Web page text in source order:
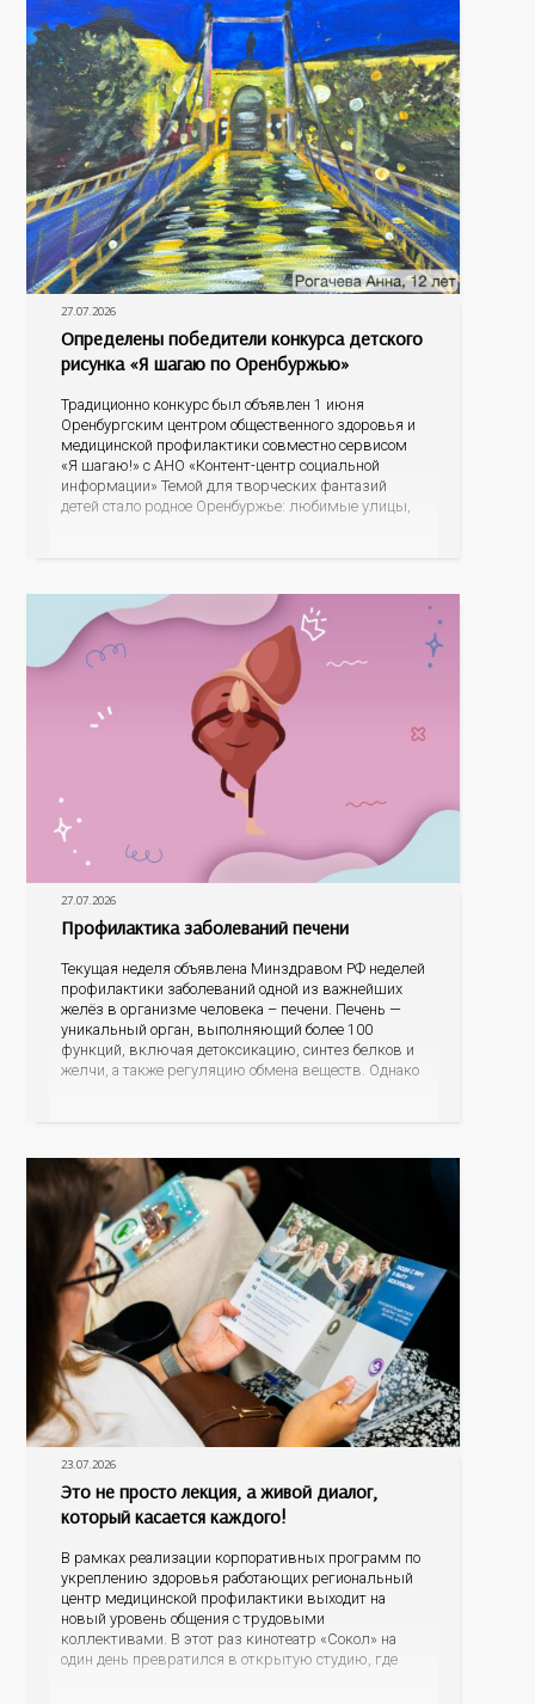
27.07.2026
Определены победители конкурса детского
рисунка «Я шагаю по Оренбуржью»
Традиционно конкурс был объявлен 1 июня
Оренбургским центром общественного здоровья и
медицинской профилактики совместно сервисом
«Я шагаю!» с АНО «Контент-центр социальной
информации» Темой для творческих фантазий
детей стало родное Оренбуржье: любимые улицы,
27.07.2026
Профилактика заболеваний печени
Текущая неделя объявлена Минздравом РФ неделей
профилактики заболеваний одной из важнейших
желёз в организме человека – печени. Печень —
уникальный орган, выполняющий более 100
функций, включая детоксикацию, синтез белков и
желчи, а также регуляцию обмена веществ. Однако
23.07.2026
Это не просто лекция, а живой диалог,
который касается каждого!
В рамках реализации корпоративных программ по
укреплению здоровья работающих региональный
центр медицинской профилактики выходит на
новый уровень общения с трудовыми
коллективами. В этот раз кинотеатр «Сокол» на
один день превратился в открытую студию, где